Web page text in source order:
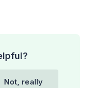
Not, really